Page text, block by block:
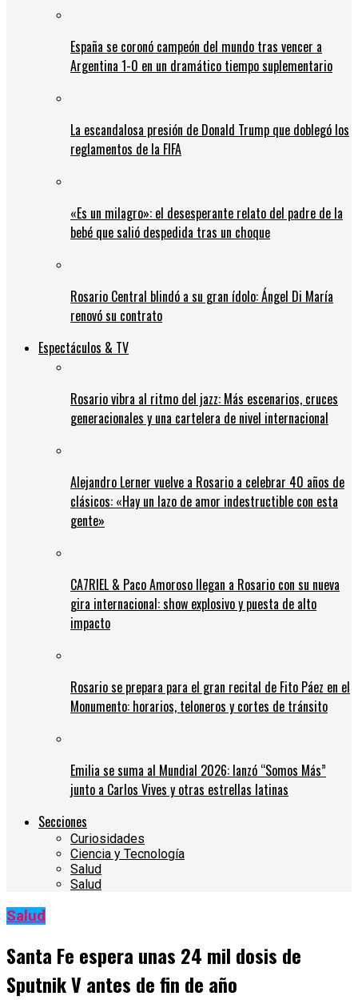
España se coronó campeón del mundo tras vencer a
Argentina 1-0 en un dramático tiempo suplementario
La escandalosa presión de Donald Trump que doblegó los
reglamentos de la FIFA
«Es un milagro»: el desesperante relato del padre de la
bebé que salió despedida tras un choque
Rosario Central blindó a su gran ídolo: Ángel Di María
renovó su contrato
Espectáculos & TV
Rosario vibra al ritmo del jazz: Más escenarios, cruces
generacionales y una cartelera de nivel internacional
Alejandro Lerner vuelve a Rosario a celebrar 40 años de
clásicos: «Hay un lazo de amor indestructible con esta
gente»
CA7RIEL & Paco Amoroso llegan a Rosario con su nueva
gira internacional: show explosivo y puesta de alto
impacto
Rosario se prepara para el gran recital de Fito Páez en el
Monumento: horarios, teloneros y cortes de tránsito
Emilia se suma al Mundial 2026: lanzó “Somos Más”
junto a Carlos Vives y otras estrellas latinas
Secciones
Curiosidades
Ciencia y Tecnología
Salud
Salud
Salud
Santa Fe espera unas 24 mil dosis de
Sputnik V antes de fin de año